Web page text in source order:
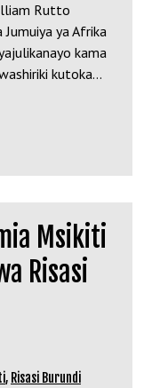
Rutto
ya Afrika
kama
kutoka…
Msikiti
Risasi
, Risasi Burundi